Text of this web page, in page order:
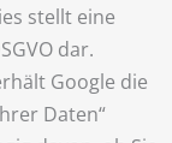
stellt eine
dar.
Google die
Daten“